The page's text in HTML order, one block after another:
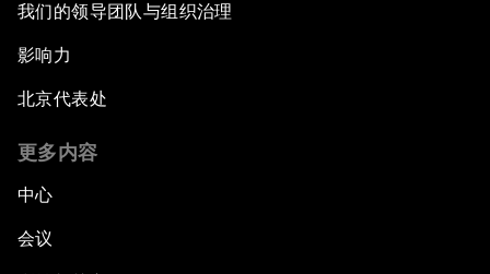
我们的领导团队与组织治理
影响力
北京代表处
更多内容
中心
会议